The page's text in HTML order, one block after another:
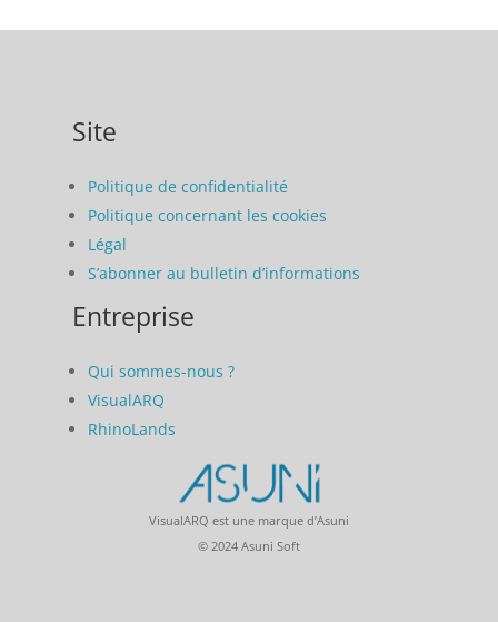
Site
Politique de confidentialité
Politique concernant les cookies
Légal
S’abonner au bulletin d’informations
Entreprise
Qui sommes-nous ?
VisualARQ
RhinoLands
VisualARQ est une marque d’Asuni
© 2024 Asuni Soft